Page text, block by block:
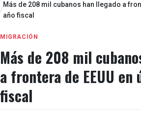
/
Más de 208 mil cubanos han llegado a
año fiscal
MIGRACIÓN
Más de 208 mil
a frontera de EEUU en
fiscal